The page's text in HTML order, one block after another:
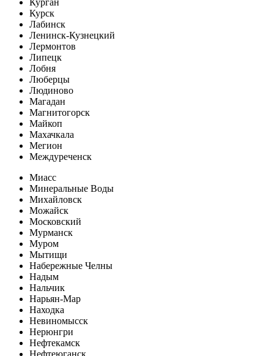
Курск
Лабинск
Ленинск-Кузнецкий
Лермонтов
Липецк
Лобня
Люберцы
Людиново
Магадан
Магнитогорск
Майкоп
Махачкала
Мегион
Междуреченск
Миасс
Минеральные Воды
Михайловск
Можайск
Московский
Мурманск
Муром
Мытищи
Набережные Челны
Надым
Нальчик
Нарьян-Мар
Находка
Невиномысск
Нерюнгри
Нефтекамск
Нефтеюганск